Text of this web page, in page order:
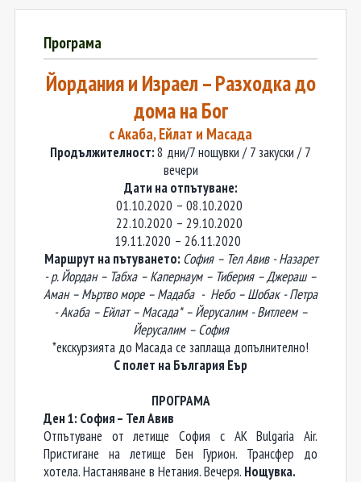
Програма
Йордания и Израел – Разходка до
дома на Бог
с Акаба, Ейлат и Масада
Продължителност:8 дни/7 нощувки / 7 закуски / 7
вечери
Дати на отпътуване:
01.10.2020 – 08.10.2020
22.10.2020 – 29.10.2020
19.11.2020 – 26.11.2020
Маршрут на пътуването: София – Тел Авив - Назарет
- р. Йордан – Табха – Капернаум – Тиберия– Джераш –
Аман – Мъртво море – Мадаба - Небо – Шобак - Петра
- Акаба – Ейлат – Масада* – Йерусалим - Витлеем –
Йерусалим – София
*екскурзията до Масада се заплаща допълнително!
С полет на България Еър
ПРОГРАМА
Ден 1: София – ТелAвив
Отпътуване от летище София с АК Bulgaria Air.
Пристигане на летище Бен Гурион. Трансфер до
хотела. Настаняване в Нетания. Вечеря. Нощувка.